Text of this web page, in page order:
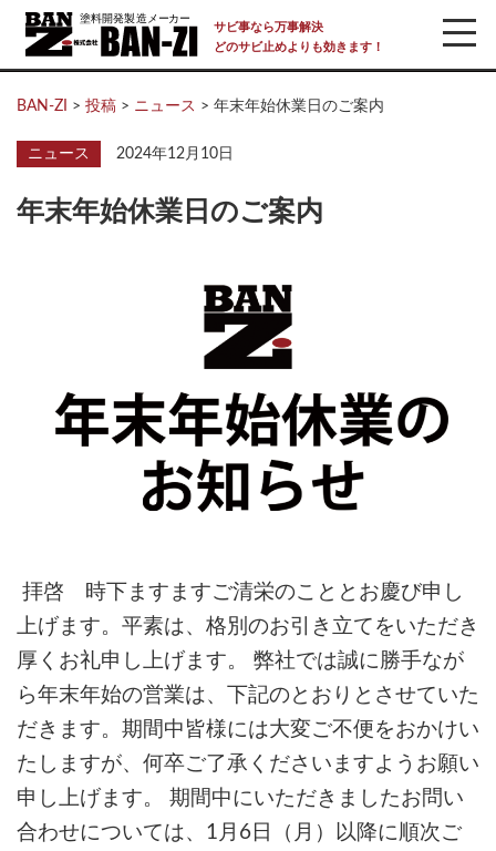
サビ事なら万事解決
どのサビ止めよりも効きます！
BAN-ZI > 投稿 > ニュース > 年末年始休業日のご案内
ニュース 2024年12月10日
年末年始休業日のご案内
拝啓 時下ますますご清栄のこととお慶び申し
上げます。平素は、格別のお引き立てをいただき
厚くお礼申し上げます。 弊社では誠に勝手なが
ら年末年始の営業は、下記のとおりとさせていた
だきます。期間中皆様には大変ご不便をおかけい
たしますが、何卒ご了承くださいますようお願い
申し上げます。 期間中にいただきましたお問い
合わせについては、 1 月 6 日（月）以降に順次ご